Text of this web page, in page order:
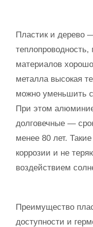
Пластик и дерево
теплопроводность,
материалов
металла высокая
можно уменьшить
При этом
долговечные —
менее 80 лет.
коррозии и не
воздействием
Преимущество
доступности и